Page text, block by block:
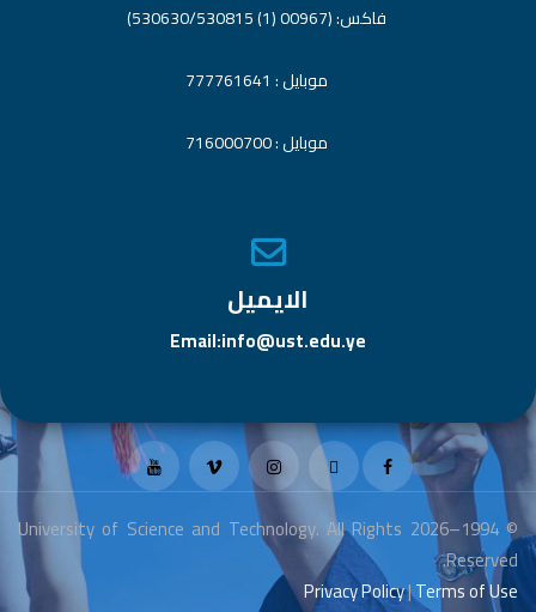
فاكس: (00967 (1) 530630/530815)
موبايل : 777761641
موبايل : 716000700
الايميل
Email:info@ust.edu.ye
© 1994–2026 University of Science and Technology. All Rights
Reserved.
Privacy Policy|Terms of Use